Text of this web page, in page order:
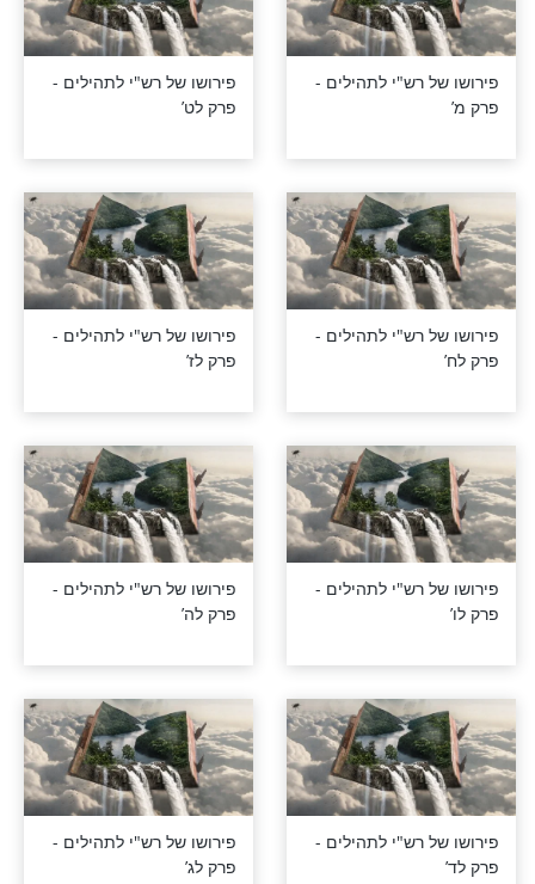
רש"י לתהילים -
פירושו של רש"י לתהילים -
פרק מה’
רש"י לתהילים -
פירושו של רש"י לתהילים -
רש"י לתהילים -
פירושו של רש"י לתהילים -
פרק מא’